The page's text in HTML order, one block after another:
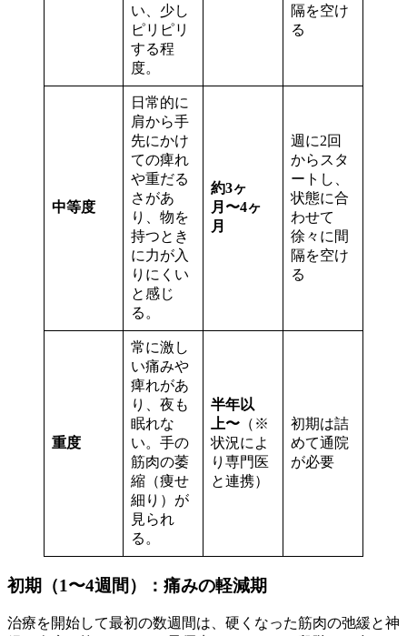
い、少し
ピリピリ
する程
度。
隔を空け
る
中等度
日常的に
肩から手
先にかけ
ての痺れ
や重だる
さがあ
り、物を
持つとき
に力が入
りにくい
と感じ
る。
約3ヶ
月〜4ヶ
月
週に2回
からスタ
ートし、
状態に合
わせて
徐々に間
隔を空け
る
重度
常に激し
い痛みや
痺れがあ
り、夜も
眠れな
い。手の
筋肉の萎
縮（痩せ
細り）が
見られ
る。
半年以
上〜 （※
状況によ
り専門医
と連携）
初期は詰
めて通院
が必要
初期（1〜4週間）：痛みの軽減期
治療を開始して最初の数週間は、硬くなった筋肉の弛緩と神